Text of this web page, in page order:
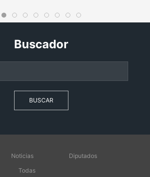
Buscador
BUSCAR
Noticias
Todas
Diputados